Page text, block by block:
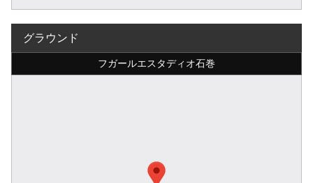
グラウンド
フガールエスタディオ石巻